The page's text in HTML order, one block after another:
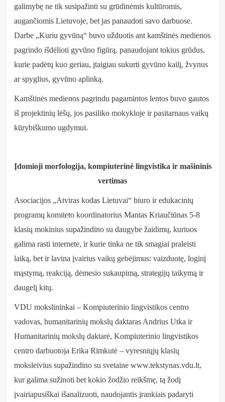
galimybę ne tik susipažinti su grūdinėmis kultūromis,
augančiomis Lietuvoje, bet jas panaudoti savo darbuose.
Darbe „Kuriu gyvūną“ buvo užduotis ant kamštinės medienos
pagrindo išdėlioti gyvūno figūrą, panaudojant tokius grūdus,
kurie padėtų kuo geriau, įtaigiau sukurti gyvūno kailį, žvynus
ar spyglius, gyvūno aplinką.
Kamštinės medienos pagrindu pagamintos lentos buvo gautos
iš projektinių lėšų, jos pasiliko mokykloje ir pasitarnaus vaikų
kūrybiškumo ugdymui.
Įdomioji morfologija, kompiuterinė lingvistika ir mašininis
vertimas
Asociacijos „Atviras kodas Lietuvai“ biuro ir edukacinių
programų komiteto koordinatorius Mantas Kriaučiūnas 5-8
klasių mokinius supažindino su daugybe žaidimų, kuriuos
galima rasti internete, ir kurie tinka ne tik smagiai praleisti
laiką, bet ir lavina įvairius vaikų gebėjimus: vaizduotę, loginį
mąstymą, reakciją, dėmesio sukaupimą, strategijų taikymą ir
daugelį kitų.
VDU mokslininkai – Kompiuterinio lingvistikos centro
vadovas, humanitarinių mokslų daktaras Andrius Utka ir
Humanitarinių mokslų daktarė, Kompiuterinio lingvistikos
centro darbuotoja Erika Rimkutė – vyresniųjų klasių
moksleivius supažindino su svetaine www.tekstynas.vdu.lt,
kur galima sužinoti bet kokio žodžio reikšmę, tą žodį
įvairiapusiškai išanalizuoti, naudojantis įrankiais padaryti